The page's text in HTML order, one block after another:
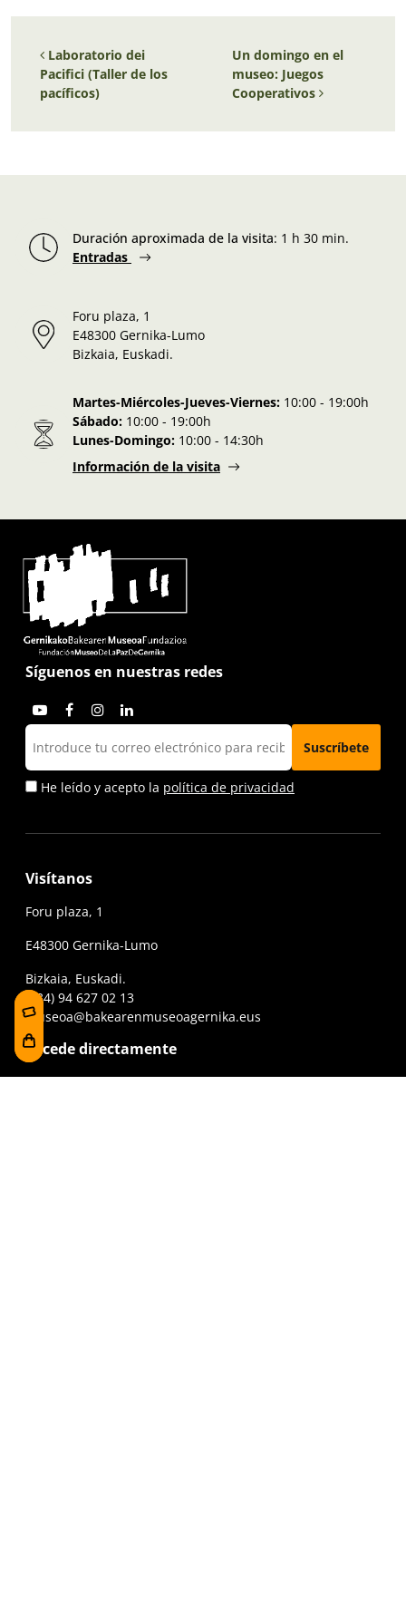
Navegación de entradas
Laboratorio dei
Pacifici (Taller de los
pacíficos)
Un domingo en el
museo: Juegos
Cooperativos
Duración aproximada de la visita: 1 h 30 min.
Entradas
Foru plaza, 1
E48300 Gernika-Lumo
Bizkaia, Euskadi.
Martes-Miércoles-Jueves-Viernes: 10:00 - 19:00h
Sábado: 10:00 - 19:00h
Lunes-Domingo: 10:00 - 14:30h
Información de la visita
Síguenos en nuestras redes
He leído y acepto la política de privacidad
Visítanos
Foru plaza, 1
E48300 Gernika-Lumo
Bizkaia, Euskadi.
(+34) 94 627 02 13
museoa@bakearenmuseoagernika.eus
Accede directamente